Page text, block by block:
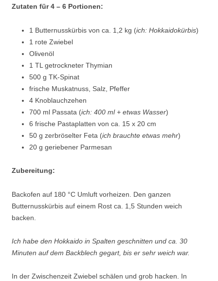
Zutaten für 4 – 6 Portionen:
1 Butternusskürbis von ca. 1,2 kg (ich: Hokkaidokürbis)
1 rote Zwiebel
Olivenöl
1 TL getrockneter Thymian
500 g TK-Spinat
frische Muskatnuss, Salz, Pfeffer
4 Knoblauchzehen
700 ml Passata (ich: 400 ml + etwas Wasser)
6 frische Pastaplatten von ca. 15 x 20 cm
50 g zerbröselter Feta (ich brauchte etwas mehr)
20 g geriebener Parmesan
Zubereitung:
Backofen auf 180 °C Umluft vorheizen. Den ganzen
Butternusskürbis auf einem Rost ca. 1,5 Stunden weich
backen.
Ich habe den Hokkaido in Spalten geschnitten und ca. 30
Minuten auf dem Backblech gegart, bis er sehr weich war.
In der Zwischenzeit Zwiebel schälen und grob hacken. In